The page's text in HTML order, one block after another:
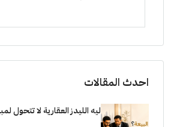
احدث المقالات
ليه الليدز العقارية لا تتحول